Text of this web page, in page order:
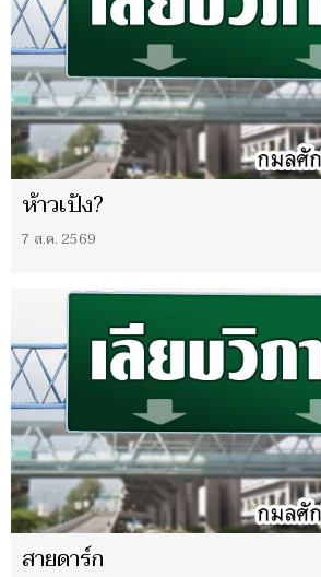
ห้าวเป้ง?
7 ส.ค. 2569
สายดาร์ก